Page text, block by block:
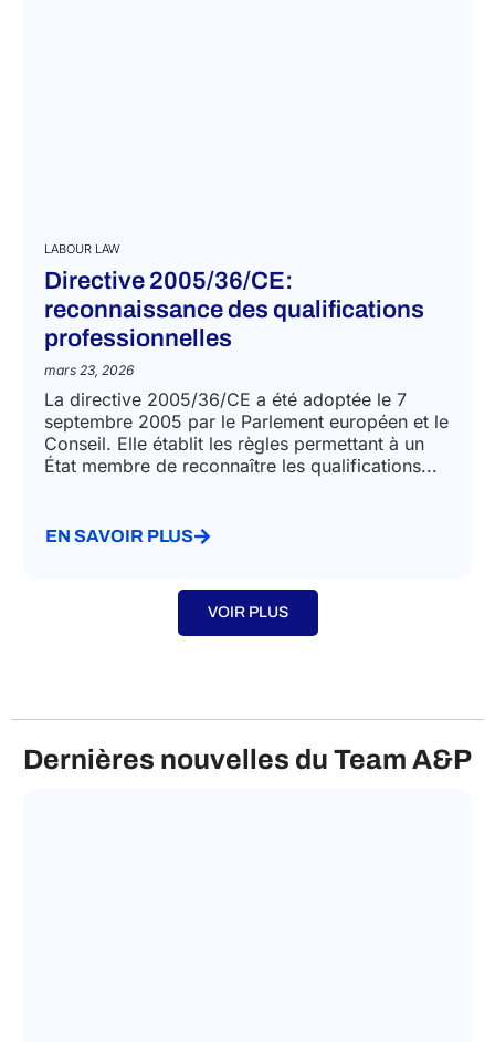
LABOUR LAW
Directive 2005/36/CE:
reconnaissance des qualifications
professionnelles
mars 23, 2026
La directive 2005/36/CE a été adoptée le 7
septembre 2005 par le Parlement européen et le
Conseil. Elle établit les règles permettant à un
État membre de reconnaître les qualifications...
EN SAVOIR PLUS
VOIR PLUS
Dernières nouvelles du Team A&P